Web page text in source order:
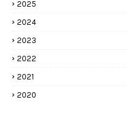
2025
2024
2023
2022
2021
2020